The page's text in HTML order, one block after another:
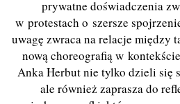
prywatne doświadczenia
w protestach o szersze
uwagę zwraca na relacje między
nową choreografią w
Anka Herbut nie tylko dzieli się
ale również zaprasza do